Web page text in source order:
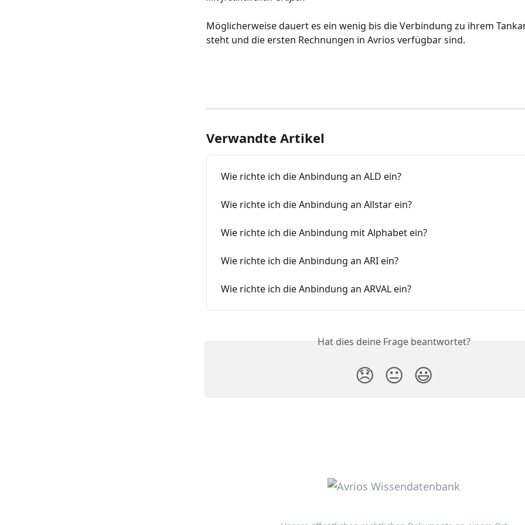
Möglicherweise dauert es ein wenig bis die Verbindung zu ihrem
steht und die ersten Rechnungen in Avrios verfügbar sind.
Verwandte Artikel
Wie richte ich die Anbindung an ALD ein?
Wie richte ich die Anbindung an Allstar ein?
Wie richte ich die Anbindung mit Alphabet ein?
Wie richte ich die Anbindung an ARI ein?
Wie richte ich die Anbindung an ARVAL ein?
Hat dies deine Frage beantwortet?
😞 😐 😃